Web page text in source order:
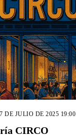
DE JULIO DE 2025 19:00
CIRCO